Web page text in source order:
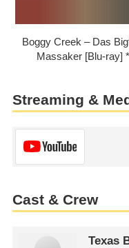
Boggy Creek – Das
Massaker [Blu-ray]
Streaming &
Cast & Crew
Texas